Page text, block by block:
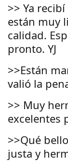
>> Ya
están muy
calidad.
pronto. YJ
>>Están
valió la
>> Muy
excelentes
>>Qué
justa y